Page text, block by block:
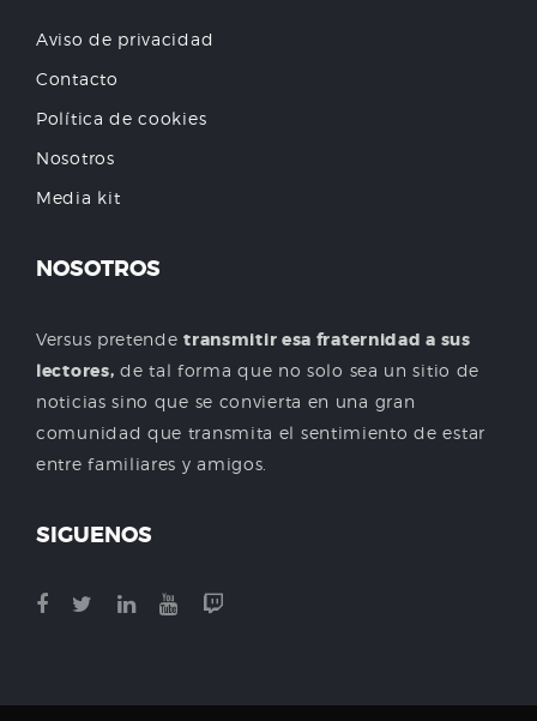
Aviso de privacidad
Contacto
Política de cookies
Nosotros
Media kit
NOSOTROS
Versus pretendetransmitir esa fraternidad a sus
lectores, de tal forma que no solo sea un sitio de
noticias sino que se convierta en una gran
comunidad que transmita el sentimiento de estar
entre familiares y amigos.
SIGUENOS